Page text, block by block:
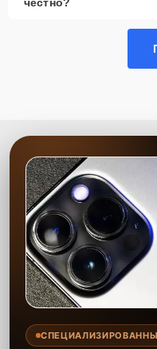
комплектующих с
Мы стремимся выполнить
все работы и